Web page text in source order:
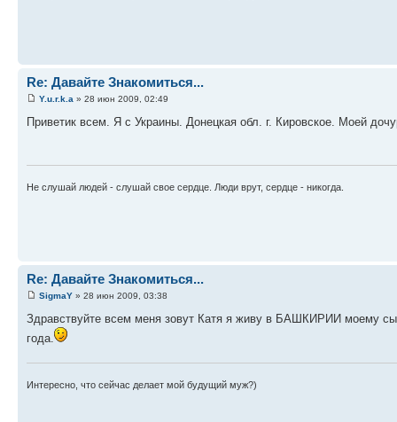
Re: Давайте Знакомиться...
Y.u.r.k.a » 28 июн 2009, 02:49
Приветик всем. Я с Украины. Донецкая обл. г. Кировское. Моей
Не слушай людей - слушай свое сердце. Люди врут, сердце - никогда.
Re: Давайте Знакомиться...
SigmaY » 28 июн 2009, 03:38
Здравствуйте всем меня зовут Катя я живу в БАШКИРИИ моему
года.
Интересно, что сейчас делает мой будущий муж?)